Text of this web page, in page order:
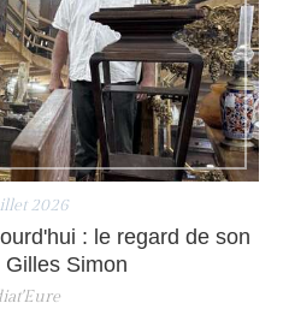
2026
: le regard de son
Simon